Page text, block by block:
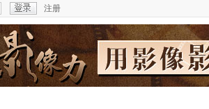
注册